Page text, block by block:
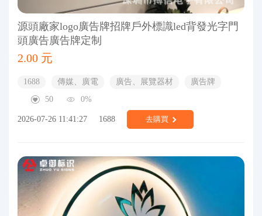
源頭廠家logo廣告牌招牌戶外標識led背發光字門
頭廣告廣告牌定制
2.00 元
1688 傳媒、廣電 廣告、展覽器材
廣告牌
50
0%
2026-07-26 11:41:27 1688 去購買